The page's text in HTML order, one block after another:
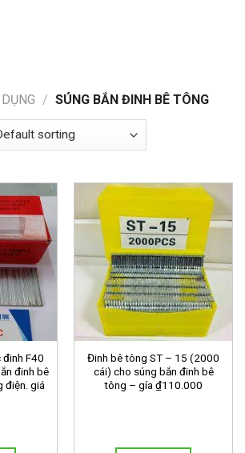
/ SÚNG BẮN ĐINH BÊ TÔNG
F40
đinh bê
điện. giá
Đinh bê tông ST – 15 (2000
cái) cho súng bắn đinh bê
tông – gía ₫110.000